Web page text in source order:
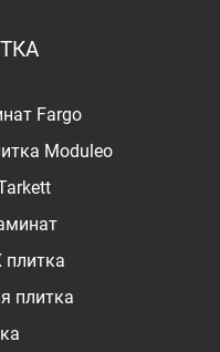
Fargo
Moduleo
плитка